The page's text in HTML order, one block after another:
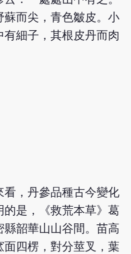
蘇而尖，青色皺皮。小
細子，其根皮丹而肉
看，丹參品種古今變化
是，《救荒本草》葛
韶華山山谷間。苗高
面四楞，對分莖叉，葉